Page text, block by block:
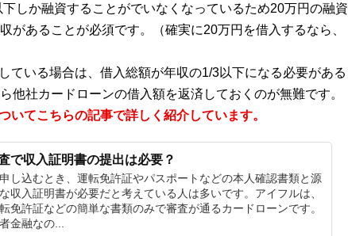
しか融資することがでいなくなっているため20万円の融資
があることが必須です。（確実に20万円を借入するなら、
ている場合は、借入総額が年収の1/3以下になる必要がある
他社カードローンの借入額を返済しておくのが無難です。
いてこちらの記事で詳しく紹介しています。
で収入証明書の提出は必要？
し込むとき、運転免許証やパスポートなどの本人確認書類と源
収入証明書が必要だと考えている人は多いです。アイフルは、
免許証などの簡単な書類のみで審査が通るカードローンです。
金融なの...